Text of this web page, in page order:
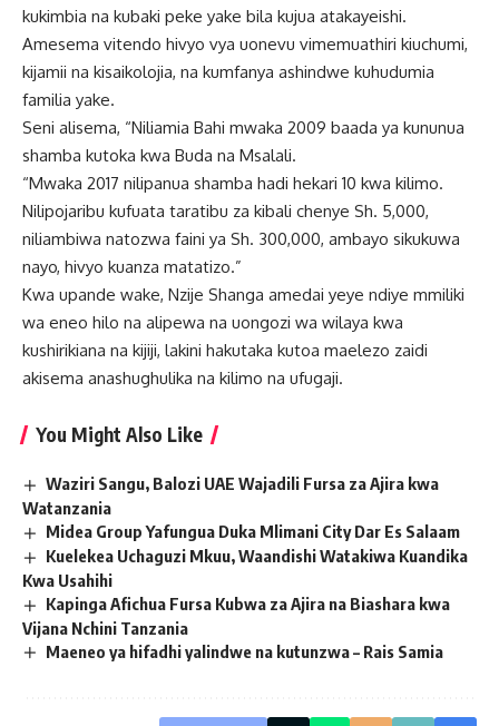
kukimbia na kubaki peke yake bila kujua atakayeishi.
Amesema vitendo hivyo vya uonevu vimemuathiri kiuchumi,
kijamii na kisaikolojia, na kumfanya ashindwe kuhudumia
familia yake.
Seni alisema, “Niliamia Bahi mwaka 2009 baada ya kununua
shamba kutoka kwa Buda na Msalali.
“Mwaka 2017 nilipanua shamba hadi hekari 10 kwa kilimo.
Nilipojaribu kufuata taratibu za kibali chenye Sh. 5,000,
niliambiwa natozwa faini ya Sh. 300,000, ambayo sikukuwa
nayo, hivyo kuanza matatizo.”
Kwa upande wake, Nzije Shanga amedai yeye ndiye mmiliki
wa eneo hilo na alipewa na uongozi wa wilaya kwa
kushirikiana na kijiji, lakini hakutaka kutoa maelezo zaidi
akisema anashughulika na kilimo na ufugaji.
You Might Also Like
Waziri Sangu, Balozi UAE Wajadili Fursa za Ajira kwa
Watanzania
Midea Group Yafungua Duka Mlimani City Dar Es Salaam
Kuelekea Uchaguzi Mkuu, Waandishi Watakiwa Kuandika
Kwa Usahihi
Kapinga Afichua Fursa Kubwa za Ajira na Biashara kwa
Vijana Nchini Tanzania
Maeneo ya hifadhi yalindwe na kutunzwa – Rais Samia